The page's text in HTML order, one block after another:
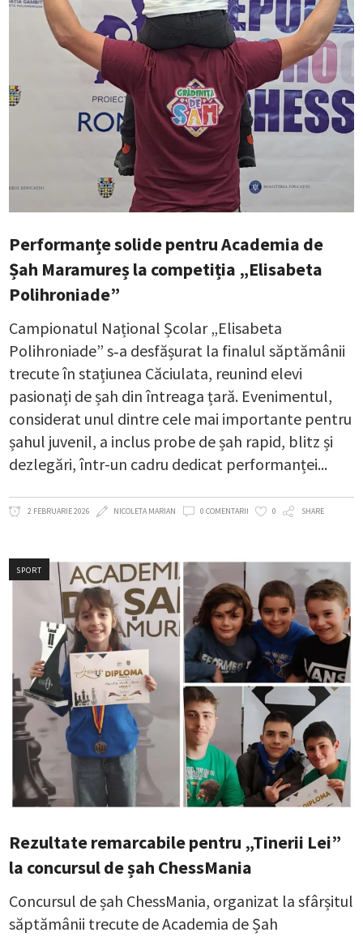
Performanțe solide pentru Academia de
Șah Maramureș la competiția „Elisabeta
Polihroniade”
Campionatul Național Școlar „Elisabeta
Polihroniade” s‑a desfășurat la finalul săptămânii
trecute în stațiunea Căciulata, reunind elevi
pasionați de șah din întreaga țară. Evenimentul,
considerat unul dintre cele mai importante pentru
șahul juvenil, a inclus probe de șah rapid, blitz și
dezlegări, într-un cadru dedicat performanței
2 FEBRUARIE 2026 NICOLETA MARIAN 0 COMENTARII 0 SHARE
SPORT
Rezultate remarcabile pentru „Tinerii Lei”
la concursul de șah ChessMania
Concursul de șah ChessMania, organizat la sfârșitul
săptămânii trecute de Academia de Șah